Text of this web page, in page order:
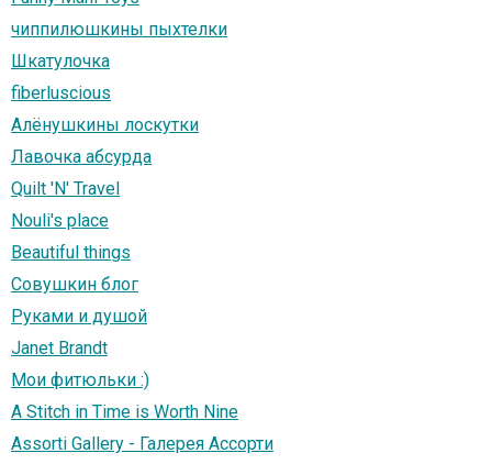
чиппилюшкины пыхтелки
Шкатулочка
fiberluscious
Алёнушкины лоскутки
Лавочка абсурда
Quilt 'N' Travel
Nouli's place
Beautiful things
Совушкин блог
Руками и душой
Janet Brandt
Мои фитюльки :)
A Stitch in Time is Worth Nine
Assorti Gallery - Галерея Ассорти